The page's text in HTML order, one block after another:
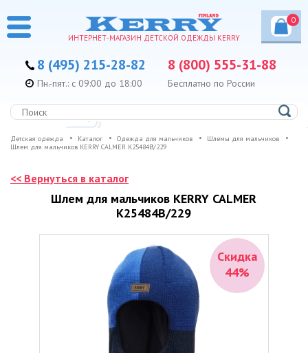
ИНТЕРНЕТ-МАГАЗИН ДЕТСКОЙ ОДЕЖДЫ KERRY
0
8 (495) 215-28-82 8 (800) 555-31-88
Бесплатно по России
Пн.-пят.: с 09:00 до 18:00
Детская одежда Каталог Одежда для мальчиков
Шлемы для мальчиков
Шлем для мальчиков KERRY CALMER K25484B/229
<< Вернуться в каталог
Шлем для мальчиков KERRY CALMER
K25484B/229
Скидка
44%